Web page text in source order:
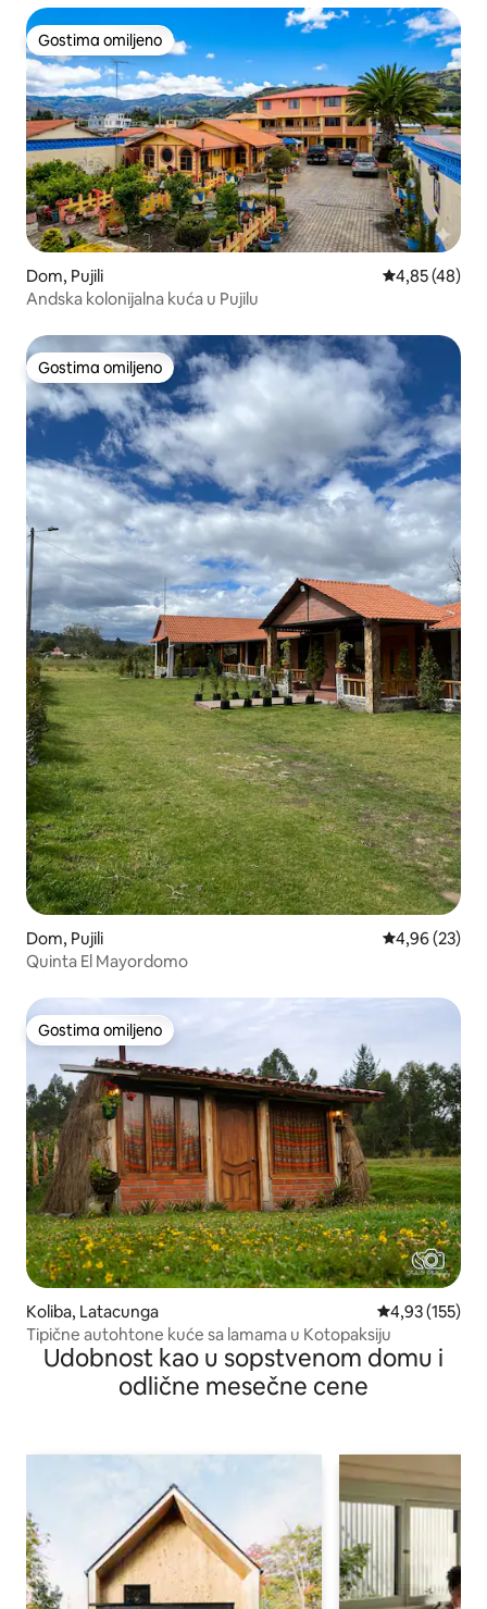
Gostima omiljeno
Gostima omiljeno
Dom, Pujili Prosečna
4,85 (48)
Andska kolonijalna kuća u Pujilu
Gostima omiljeno
Gostima omiljeno
Dom, Pujili Prosečna
4,96 (23)
Quinta El Mayordomo
Gostima omiljeno
Gostima omiljeno
Koliba, Latacunga Prosečna
4,93 (155)
Tipične autohtone kuće sa lamama u Kotopaksiju
Udobnost kao u sopstvenom domu i
odlične mesečne cene